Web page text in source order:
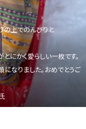
上でのんびりと
にかく愛らしい一枚です。
になりました。おめでとうご